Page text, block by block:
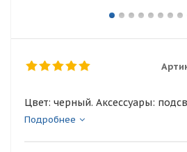
Цвет: черный. Аксессуары:
Подробнее